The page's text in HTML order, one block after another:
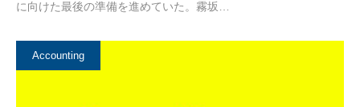
に向けた最後の準備を進めていた。霧坂…
Accounting